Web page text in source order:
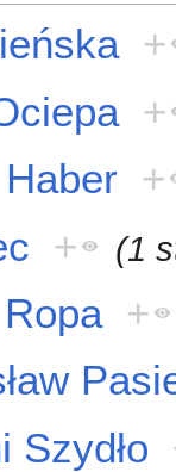
+
+
+
+ (1
+
Szydło